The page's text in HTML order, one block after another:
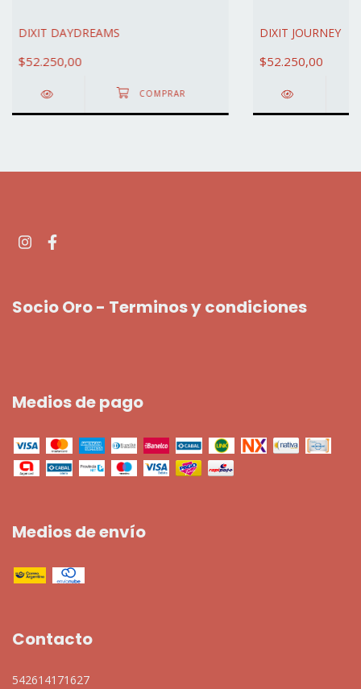
DIXIT DAYDREAMS
$52.250,00
DIXIT JOURNEY
$52.250,00
Socio Oro - Terminos y condiciones
Medios de pago
Medios de envío
Contacto
542614171627